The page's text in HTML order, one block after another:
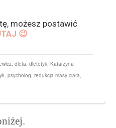
możesz postawić
😉
, dieta, dietetyk, Katarzyna
, psycholog, redukcja masy ciała,